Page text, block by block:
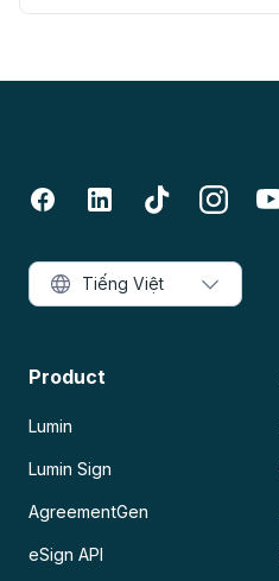
Product
Lumin
Lumin Sign
AgreementGen
eSign API
Tiếng Việt